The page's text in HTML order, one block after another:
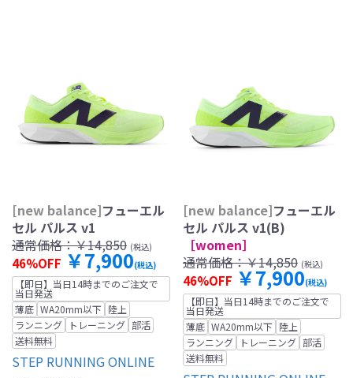
[new balance]フューエル
セル パルス v1
通常価格：￥14,850 (税込)
46%OFF ￥7,900(税込)
【即日】当日14時までのご注文で
当日発送
薄底 WA20mm以下 陸上
ランニング
トレーニング 部活
送料無料
STEP RUNNING ONLINE
[new balance]フューエル
セル パルス v1(B)
［women］
通常価格：￥14,850 (税込)
46%OFF ￥7,900(税込)
【即日】当日14時までのご注文で
当日発送
薄底 WA20mm以下 陸上
ランニング
トレーニング 部活
送料無料